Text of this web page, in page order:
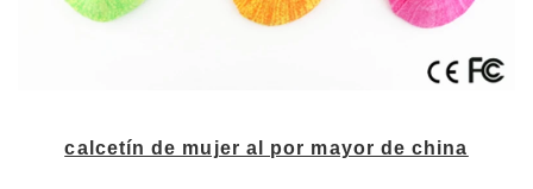
calcetín de mujer al por mayor de china